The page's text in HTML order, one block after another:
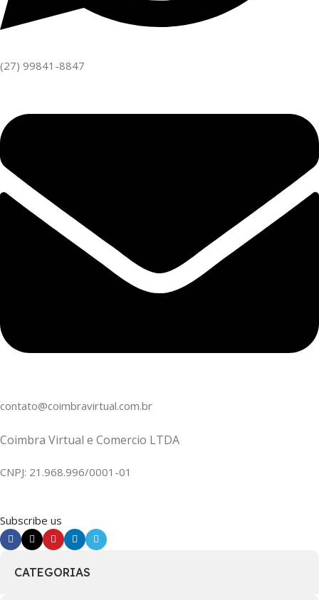
(27) 99841-8847
contato@coimbravirtual.com.br
Coimbra Virtual e Comercio LTDA
CNPJ: 21.968.996/0001-01
Subscribe us
CATEGORIAS